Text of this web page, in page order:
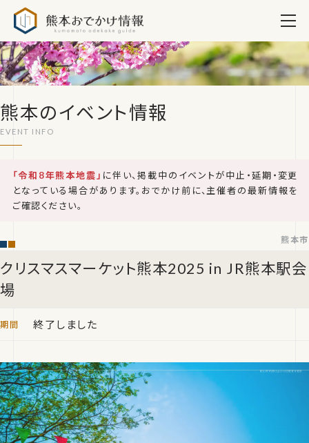
熊本のイベント情報
「令和8年熊本地震」 に伴い、掲載中のイベントが中止・延期・変更
となっている場合があります。おでかけ前に、主催者の最新情報を
ご確認ください。
クリスマスマーケット熊本2025 in JR熊本駅会
場
熊本市
終了しました